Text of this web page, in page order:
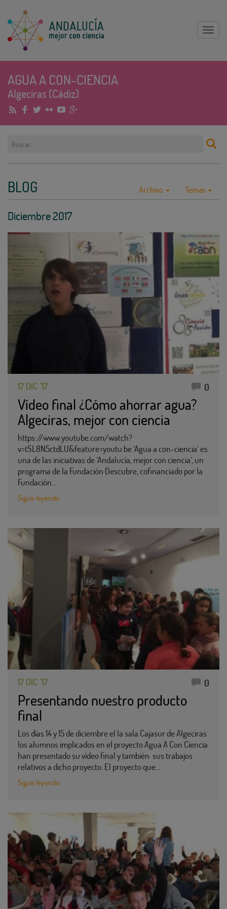
menu
AGUA A CON-CIENCIA
Algeciras (Cádiz)
BLOG Archivo Temas
Diciembre 2017
17 DIC '17 0
Vídeo final ¿Cómo ahorrar agua?
Algeciras, mejor con ciencia
https://www.youtube.com/watch?
v=tSL8N5ctdLU&feature=youtu.be ‘Agua a con-ciencia’ es
una de las iniciativas de ‘Andalucía, mejor con ciencia’, un
programa de la Fundación Descubre, cofinanciado por la
Fundación…
Sigue leyendo
17 DIC '17 0
Presentando nuestro producto
final
Los días 14 y 15 de diciembre el la sala Cajasur de Algeciras
los alumnos implicados en el proyecto Agua A Con Ciencia
han presentado su vídeo final y también sus trabajos
relativos a dicho proyecto. El proyecto que…
Sigue leyendo